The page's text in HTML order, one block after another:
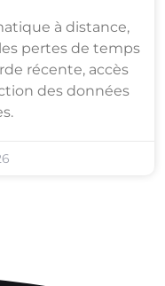
à distance,
pertes de temps
récente, accès
des données